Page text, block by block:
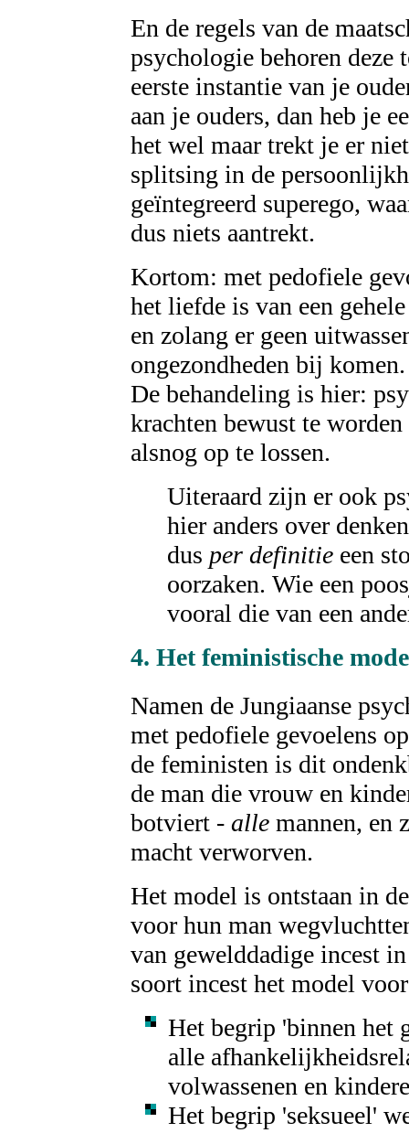
En de regels van de
psychologie behoren
eerste instantie van je
aan je ouders, dan heb je
het wel maar trekt je er
splitsing in de
geïntegreerd superego,
dus niets aantrekt.
Kortom: met pedofiele
het liefde is van een
en zolang er geen
ongezondheden bij komen.
De behandeling is hier:
krachten bewust te
alsnog op te lossen.
Uiteraard zijn er ook
hier anders over
dus per definitie een
oorzaken. Wie een
vooral die van een
4. Hetfeministische
Namen de Jungiaanse
met pedofiele gevoelens
de feministen is dit
de man die vrouw en
botviert - alle mannen, en
macht verworven.
Het model is ontstaan in
voor hun man
van gewelddadige incest
soort incest het model
Het begrip 'binnen het
alle
volwassenen en
Het begrip 'seksueel'